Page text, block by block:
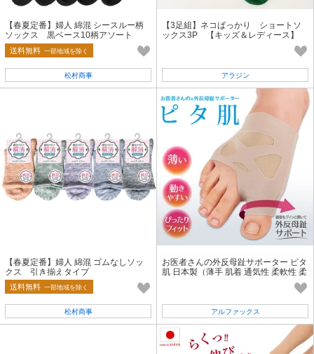
【春夏定番】婦人 綿混 シースルー柄
ソックス 黒ベース10柄アソート
送料無料 一部地域を除く
松村商事
【3足組】ネコばっかり ショートソ
ックス3P 【キッズ＆レディース】
アラジン
【春夏定番】婦人 綿混 ゴムなしソッ
クス 引き揃えタイプ
送料無料 一部地域を除く
松村商事
お医者さんの外反母趾サポーター ピタ
肌 日本製（薄手 肌着 通気性 柔軟性 柔
アルファックス